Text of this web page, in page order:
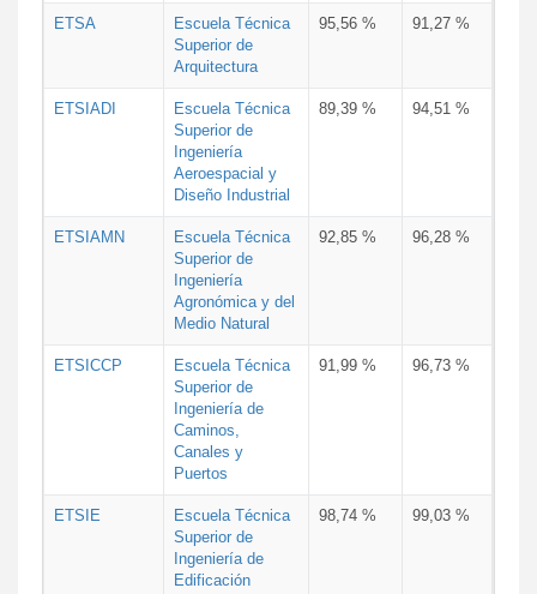
ETSA
Escuela Técnica
Superior de
Arquitectura
95,56 % 91,27 %
ETSIADI
Escuela Técnica
Superior de
Ingeniería
Aeroespacial y
Diseño Industrial
89,39 % 94,51 %
ETSIAMN
Escuela Técnica
Superior de
Ingeniería
Agronómica y del
Medio Natural
92,85 % 96,28 %
ETSICCP
Escuela Técnica
Superior de
Ingeniería de
Caminos,
Canales y
Puertos
91,99 % 96,73 %
ETSIE
Escuela Técnica
Superior de
Ingeniería de
Edificación
98,74 % 99,03 %